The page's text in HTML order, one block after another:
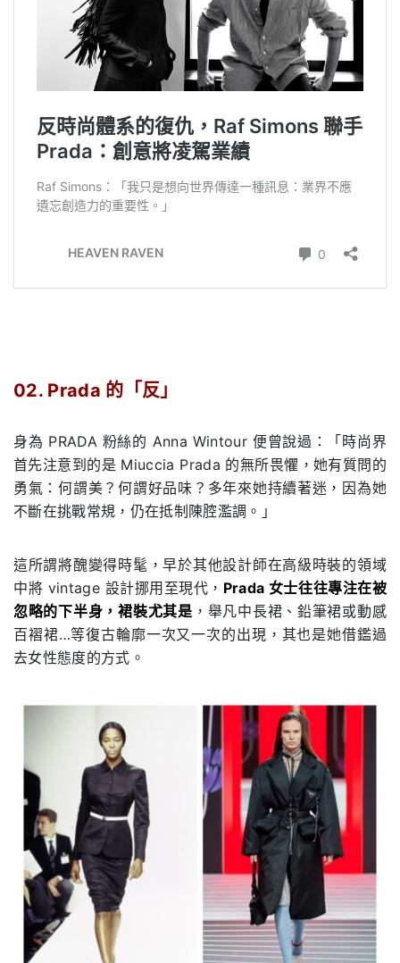
02. Prada 的「反」
身為 PRADA 粉絲的 Anna Wintour 便曾說過：「時尚界
首先注意到的是 Miuccia Prada 的無所畏懼，她有質問的
勇氣：何謂美？何謂好品味？多年來她持續著迷，因為她
不斷在挑戰常規，仍在抵制陳腔濫調。」
這所謂將醜變得時髦，早於其他設計師在高級時裝的領域
中將 vintage 設計挪用至現代， Prada 女士往往專注在被
忽略的下半身，裙裝尤其是，舉凡中長裙、鉛筆裙或動感
百褶裙…等復古輪廓一次又一次的出現，其也是她借鑑過
去女性態度的方式。